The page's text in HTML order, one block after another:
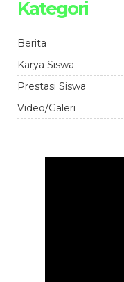
Kategori
Berita
Karya Siswa
Prestasi Siswa
Video/Galeri